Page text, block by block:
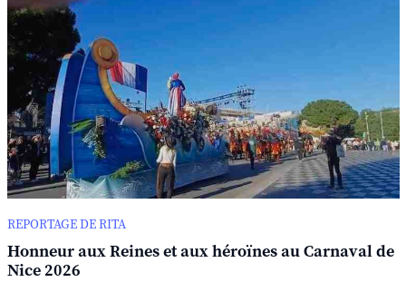
REPORTAGE DE RITA
Honneur aux Reines et aux héroïnes au Carnaval de
Nice 2026